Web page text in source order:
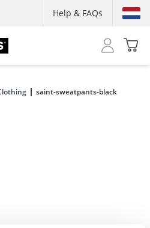
Help & FAQs
saint-sweatpants-black